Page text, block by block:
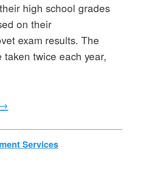
high school grades
on their
exam results. The
taken twice each year,
Services